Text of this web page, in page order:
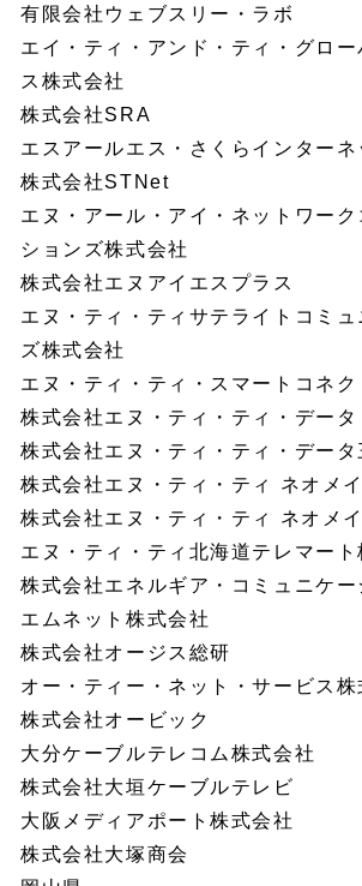
有限会社ウェブスリー・ラボ
エイ・ティ・アンド・ティ・グロ
ス株式会社
株式会社SRA
エスアールエス・さくらインターネ
株式会社STNet
エヌ・アール・アイ・ネットワーク
ションズ株式会社
株式会社エヌアイエスプラス
エヌ・ティ・ティサテライトコミュ
ズ株式会社
エヌ・ティ・ティ・スマートコネク
株式会社エヌ・ティ・ティ・データ
株式会社エヌ・ティ・ティ・データ
株式会社エヌ・ティ・ティ ネオメ
株式会社エヌ・ティ・ティ ネオメ
エヌ・ティ・ティ北海道テレマート
株式会社エネルギア・コミュニケー
エムネット株式会社
株式会社オージス総研
オー・ティー・ネット・サービス株
株式会社オービック
大分ケーブルテレコム株式会社
株式会社大垣ケーブルテレビ
大阪メディアポート株式会社
株式会社大塚商会